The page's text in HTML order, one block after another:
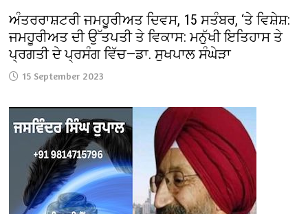
ਅੰਤਰਰਾਸ਼ਟਰੀ ਜਮਹੂਰੀਅਤ ਦਿਵਸ, 15 ਸਤੰਬਰ, ‘ਤੇ ਵਿਸ਼ੇਸ਼:
ਜਮਹੂਰੀਅਤ ਦੀ ਉੱਤਪਤੀ ਤੇ ਵਿਕਾਸ: ਮਨੁੱਖੀ ਇਤਿਹਾਸ ਤੇ
ਪ੍ਰਗਤੀ ਦੇ ਪ੍ਰਸੰਗ ਵਿੱਚ—ਡਾ. ਸੁਖਪਾਲ ਸੰਘੇੜਾ
15 September 2023